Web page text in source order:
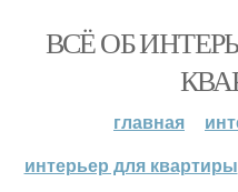
ВСЁ ОБ
главная
интерьер для квартиры